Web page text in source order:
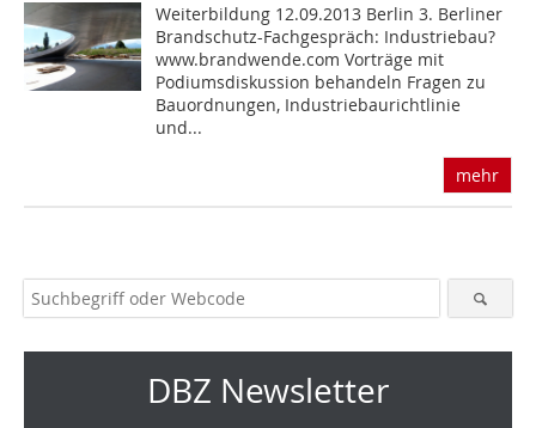
Weiterbildung 12.09.2013 Berlin 3. Berliner
Brandschutz-Fachgespräch: Industriebau?
www.brandwende.com Vorträge mit
Podiumsdiskussion behandeln Fragen zu
Bauordnungen, Industriebaurichtlinie
und...
mehr
DBZ Newsletter